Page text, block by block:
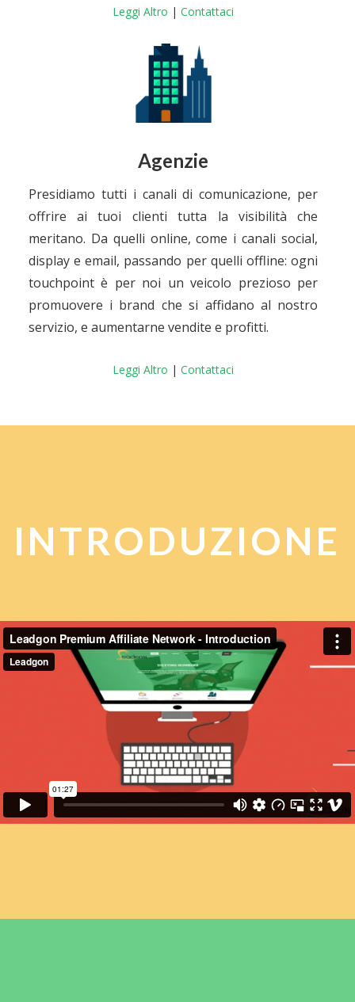
Leggi Altro | Contattaci
Agenzie
Presidiamo tutti i canali di comunicazione, per
offrire ai tuoi clienti tutta la visibilità che
meritano. Da quelli online, come i canali social,
display e email, passando per quelli offline: ogni
touchpoint è per noi un veicolo prezioso per
promuovere i brand che si affidano al nostro
servizio, e aumentarne vendite e profitti.
Leggi Altro | Contattaci
INTRODUZIONE